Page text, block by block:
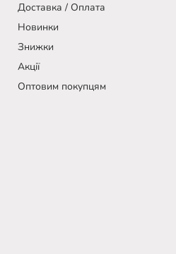
Доставка / Оплата
Новинки
Знижки
Акції
Оптовим покупцям